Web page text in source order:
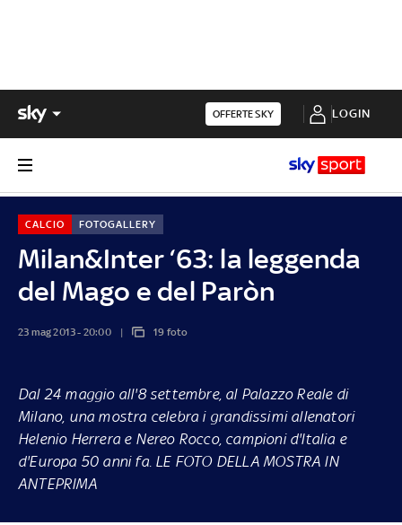
OFFERTE SKY LOGIN
Milan&Inter ‘63: la leggenda
del Mago e del Paròn
CALCIO FOTOGALLERY
23 mag 2013 - 20:00 19 foto
Dal 24 maggio all'8 settembre, al Palazzo Reale di
Milano, una mostra celebra i grandissimi allenatori
Helenio Herrera e Nereo Rocco, campioni d'Italia e
d'Europa 50 anni fa. LE FOTO DELLA MOSTRA IN
ANTEPRIMA